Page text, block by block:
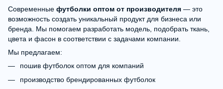
Современные футболки оптом от производителя — это
возможность создать уникальный продукт для бизнеса или
бренда. Мы помогаем разработать модель, подобрать ткань,
цвета и фасон в соответствии с задачами компании.
Мы предлагаем:
пошив футболок оптом для компаний
производство брендированных футболок